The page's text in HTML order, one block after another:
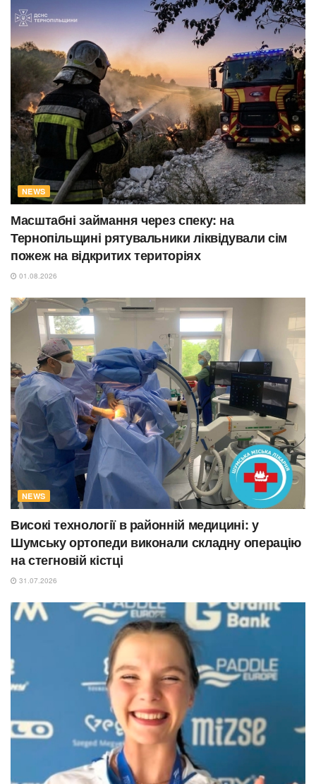
NEWS
Масштабні займання через спеку: на
Тернопільщині рятувальники ліквідували сім
пожеж на відкритих територіях
01.08.2026
NEWS
Високі технології в районній медицині: у
Шумську ортопеди виконали складну операцію
на стегновій кістці
31.07.2026